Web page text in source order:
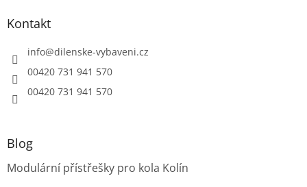
Kontakt
info@dilenske-vybaveni.cz
00420 731 941 570
00420 731 941 570
Blog
Modulární přístřešky pro kola Kolín